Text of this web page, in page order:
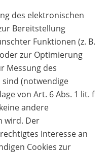
des elektronischen
Bereitstellung
Funktionen (z. B.
zur Optimierung
Messung des
(notwendige
von Art. 6 Abs. 1 lit. f
andere
wird. Der
Interesse an
Cookies zur